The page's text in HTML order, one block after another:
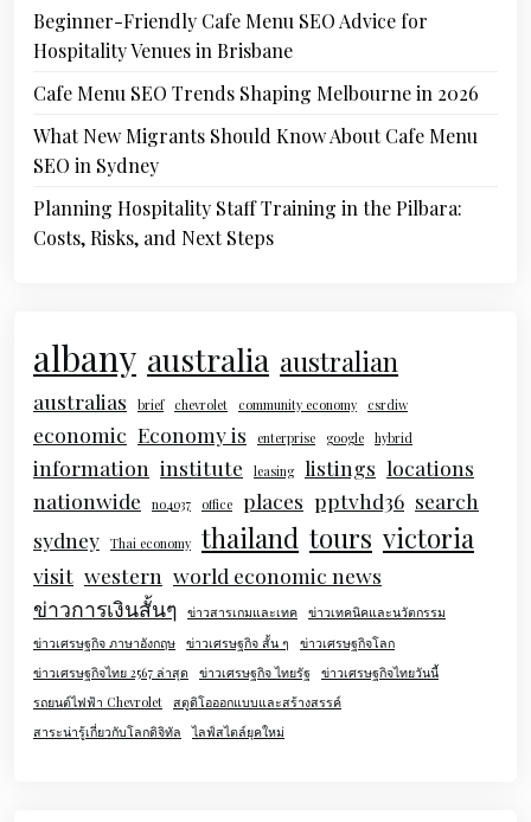
Beginner-Friendly Cafe Menu SEO Advice for
Hospitality Venues in Brisbane
Cafe Menu SEO Trends Shaping Melbourne in 2026
What New Migrants Should Know About Cafe Menu
SEO in Sydney
Planning Hospitality Staff Training in the Pilbara:
Costs, Risks, and Next Steps
albany australia australian
australias brief chevrolet community economy csrdiw
economic Economy is enterprise google hybrid
information institute leasing listings locations
nationwide
no4037 office places pptvhd36 search
sydney Thai economy thailand tours victoria
visit western world economic news
ข่าวการเงินสั้นๆ ข่าวสารเกมและเทค ข่าวเทคนิคและนวัตกรรม
ข่าวเศรษฐกิจ ภาษาอังกฤษ ข่าวเศรษฐกิจ สั้น ๆ
ข่าวเศรษฐกิจโลก
ข่าวเศรษฐกิจไทย 2567 ล่าสุด
ข่าวเศรษฐกิจ ไทยรัฐ ข่าวเศรษฐกิจไทยวันนี้
รถยนต์ไฟฟ้า Chevrolet สตูดิโอออกแบบและสร้างสรรค์
สาระน่ารู้เกี่ยวกับโลกดิจิทัล
ไลฟ์สไตล์ยุคใหม่